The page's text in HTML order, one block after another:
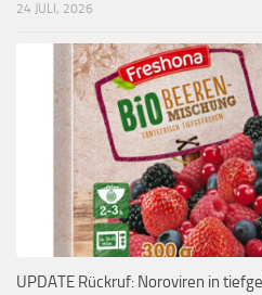
24 JULI, 2026
UPDATE Rückruf: Noroviren in